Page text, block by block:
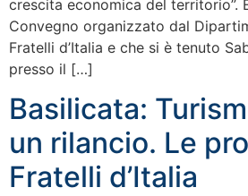
crescita economica del territorio”.
Convegno organizzato dal
Fratelli d’Italia e che si è tenuto
presso il […]
Basilicata:
un rilancio. Le
Fratelli d’Italia